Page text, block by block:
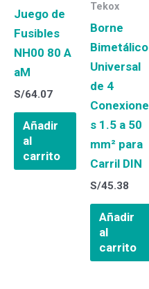
Juego de
Fusibles
NH00 80 A
aM
S/64.07
Añadir
al
carrito
Tekox
Borne
Bimetálico
Universal
de 4
Conexione
s 1.5 a 50
mm² para
Carril DIN
S/45.38
Añadir
al
carrito